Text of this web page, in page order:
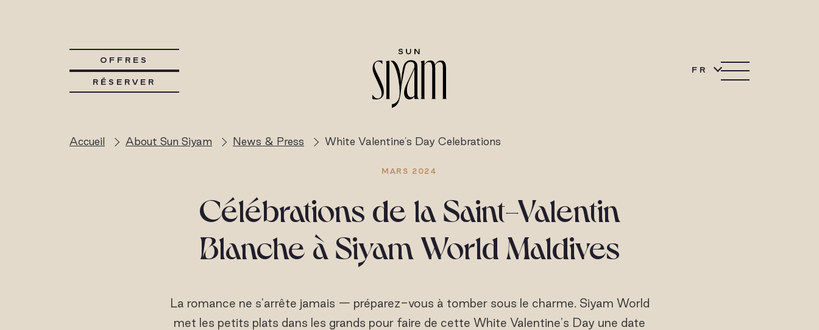
OFFRES
RÉSERVER
FR
Accueil About Sun Siyam News & Press White Valentine's Day Celebrations
MARS 2024
Célébrations de la Saint-Valentin
Blanche à Siyam World Maldives
La romance ne s'arrête jamais — préparez-vous à tomber sous le charme. Siyam World
met les petits plats dans les grands pour faire de cette White Valentine's Day une date